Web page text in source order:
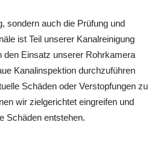
sondern auch die Prüfung und
ist Teil unserer Kanalreinigung
den Einsatz unserer Rohrkamera
Kanalinspektion durchzuführen
Schäden oder Verstopfungen zu
wir zielgerichtet eingreifen und
Schäden entstehen.